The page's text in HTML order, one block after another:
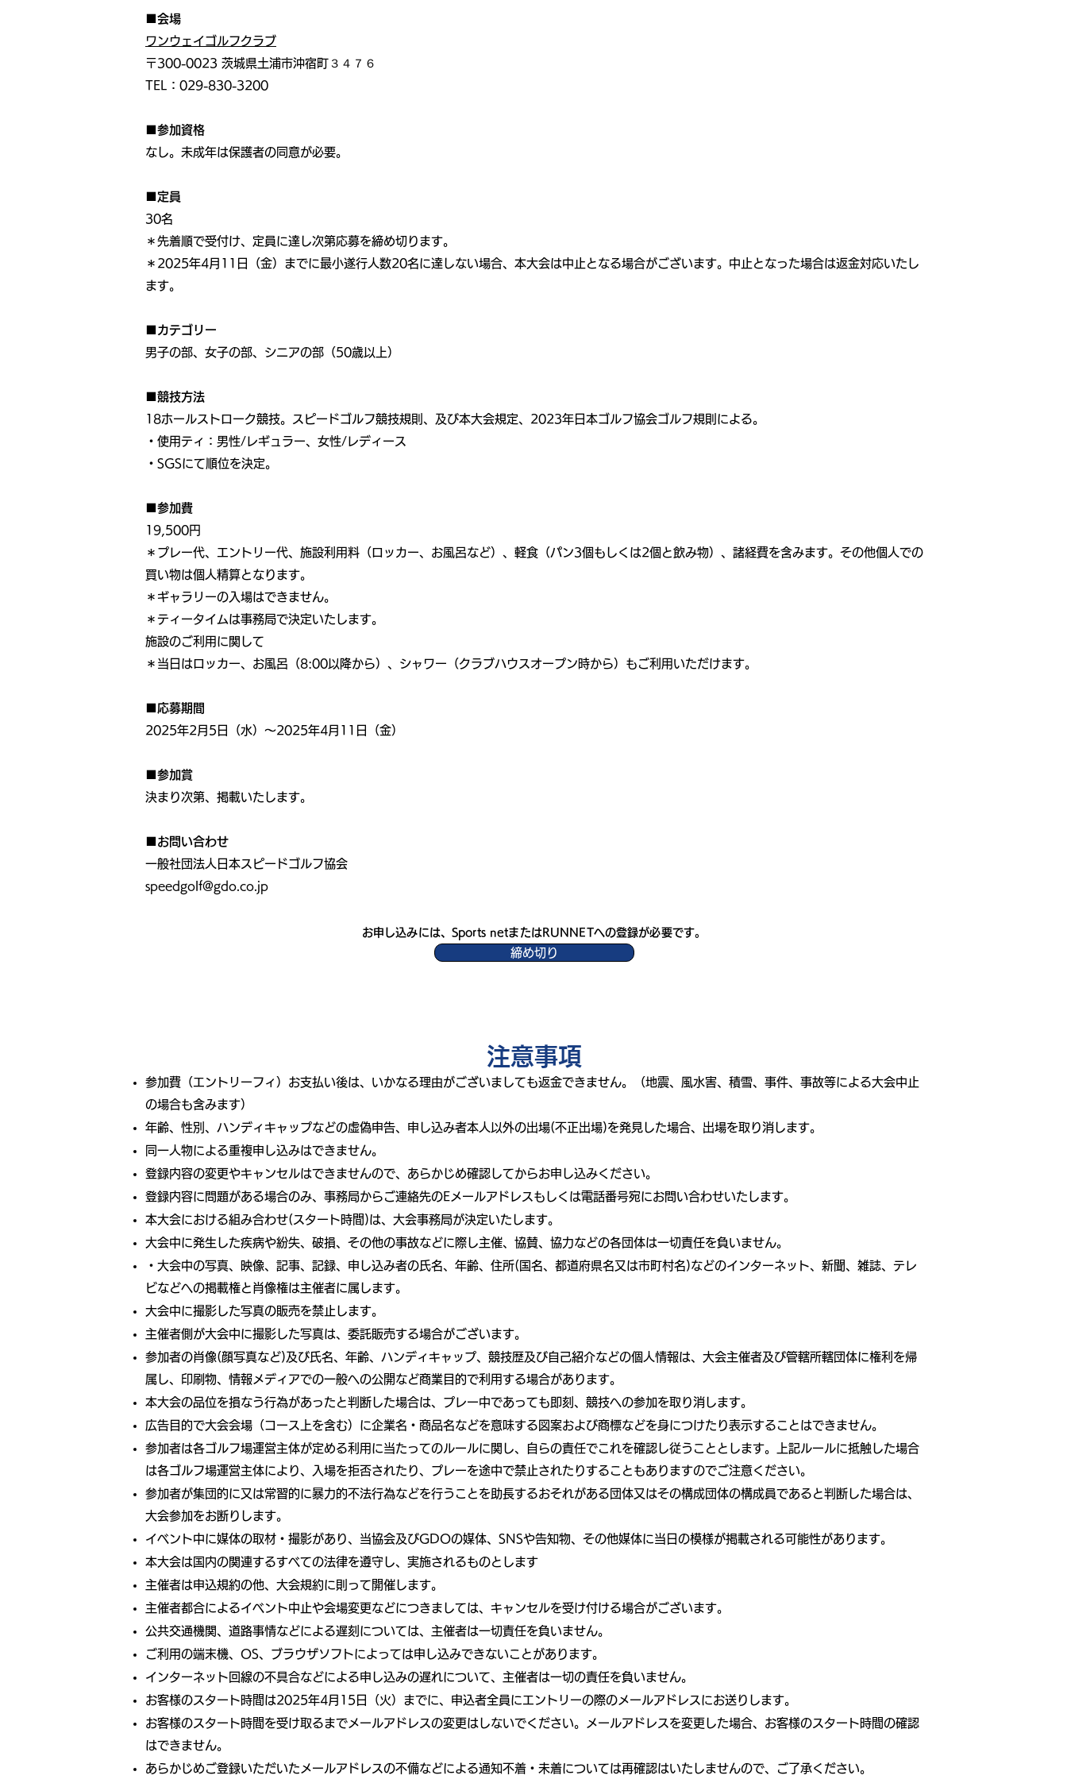
■会場
ワンウェイゴルフクラブ
〒300-0023 茨城県土浦市沖宿町３４７６
TEL：029-830-3200
■参加資格
なし。未成年は保護者の同意が必要。
■定員
30名
＊先着順で受付け、定員に達し次第応募を締め切ります。
＊2025年4月11日（金）までに最小遂行人数20名に達しない場合、本大会は中止となる場合がございます。中止となった場合は返金対応いたし
ます。
■カテゴリー
男子の部、女子の部、シニアの部（50歳以上）
■競技方法
18ホールストローク競技。スピードゴルフ競技規則、及び本大会規定、2023年日本ゴルフ協会ゴルフ規則による。
・使用ティ：男性/レギュラー、女性/レディース
・SGSにて順位を決定。
■参加費
19,500円
＊プレー代、エントリー代、施設利用料（ロッカー、お風呂など）、軽食（パン3個もしくは2個と飲み物）、諸経費を含みます。その他個人での
買い物は個人精算となります。
＊ギャラリーの入場はできません。
＊ティータイムは事務局で決定いたします。
施設のご利用に関して
＊当日はロッカー、お風呂（8:00以降から）、シャワー（クラブハウスオープン時から）もご利用いただけます。
■応募期間
2025年2月5日（水）～2025年4月11日（金）
■参加賞
決まり次第、掲載いたします。
■お問い合わせ
一般社団法人日本スピードゴルフ協会
speedgolf@gdo.co.jp
お申し込みには、Sports netまたはRUNNETへの登録が必要です。
締め切り
​注意事項
参加費（エントリーフィ）お支払い後は、いかなる理由がございましても返金できません。（地震、風水害、積雪、事件、事故等による大会中止
の場合も含みます）
年齢、性別、ハンディキャップなどの虚偽申告、申し込み者本人以外の出場(不正出場)を発見した場合、出場を取り消します。
同一人物による重複申し込みはできません。
登録内容の変更やキャンセルはできませんので、あらかじめ確認してからお申し込みください。
登録内容に問題がある場合のみ、事務局からご連絡先のEメールアドレスもしくは電話番号宛にお問い合わせいたします。
本大会における組み合わせ(スタート時間)は、大会事務局が決定いたします。
大会中に発生した疾病や紛失、破損、その他の事故などに際し主催、協賛、協力などの各団体は一切責任を負いません。
・大会中の写真、映像、記事、記録、申し込み者の氏名、年齢、住所(国名、都道府県名又は市町村名)などのインターネット、新聞、雑誌、テレ
ビなどへの掲載権と肖像権は主催者に属します。
大会中に撮影した写真の販売を禁止します。
主催者側が大会中に撮影した写真は、委託販売する場合がございます。
参加者の肖像(顔写真など)及び氏名、年齢、ハンディキャップ、競技歴及び自己紹介などの個人情報は、大会主催者及び管轄所轄団体に権利を帰
属し、印刷物、情報メディアでの一般への公開など商業目的で利用する場合があります。
本大会の品位を損なう行為があったと判断した場合は、プレー中であっても即刻、競技への参加を取り消します。
広告目的で大会会場（コース上を含む）に企業名・商品名などを意味する図案および商標などを身につけたり表示することはできません。
参加者は各ゴルフ場運営主体が定める利用に当たってのルールに関し、自らの責任でこれを確認し従うこととします。上記ルールに抵触した場合
は各ゴルフ場運営主体により、入場を拒否されたり、プレーを途中で禁止されたりすることもありますのでご注意ください。
参加者が集団的に又は常習的に暴力的不法行為などを行うことを助長するおそれがある団体又はその構成団体の構成員であると判断した場合は、
大会参加をお断りします。
イベント中に媒体の取材・撮影があり、当協会及びGDOの媒体、SNSや告知物、その他媒体に当日の模様が掲載される可能性があります。
本大会は国内の関連するすべての法律を遵守し、実施されるものとします
主催者は申込規約の他、大会規約に則って開催します。
主催者都合によるイベント中止や会場変更などにつきましては、キャンセルを受け付ける場合がございます。
公共交通機関、道路事情などによる遅刻については、主催者は一切責任を負いません。
ご利用の端末機、OS、ブラウザソフトによっては申し込みできないことがあります。
インターネット回線の不具合などによる申し込みの遅れについて、主催者は一切の責任を負いません。
お客様のスタート時間は2025年4月15日（火）までに、申込者全員にエントリーの際のメールアドレスにお送りします。
お客様のスタート時間を受け取るまでメールアドレスの変更はしないでください。メールアドレスを変更した場合、お客様のスタート時間の確認
はできません。
あらかじめご登録いただいたメールアドレスの不備などによる通知不着・未着については再確認はいたしませんので、ご了承ください。